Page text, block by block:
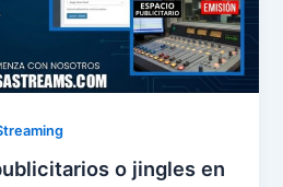
o jingles en